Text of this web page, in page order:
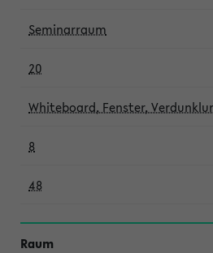
Seminarraum
20
Whiteboard, Fenster,
8
48